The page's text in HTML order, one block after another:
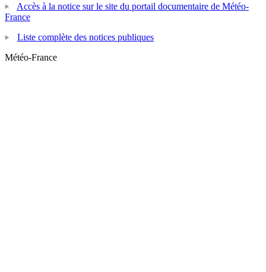
Accès à la notice sur le site du portail documentaire de Météo-
France
Liste complète des notices publiques
Météo-France